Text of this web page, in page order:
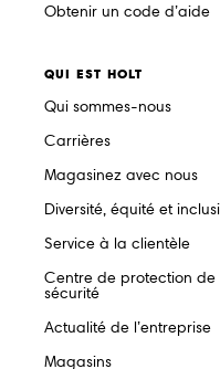
Obtenir un code d’aide
QUI EST HOLT
Qui sommes-nous
Carrières
Magasinez avec nous
Diversité, équité et
Service à la clientèle
Centre de protection de
sécurité
Actualité de l’entreprise
Magasins